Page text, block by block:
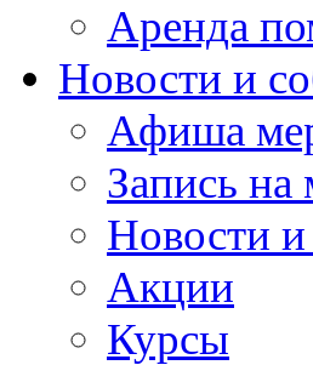
Аренда
Новости и
Афиша
Запись на
Новости
Акции
Курсы